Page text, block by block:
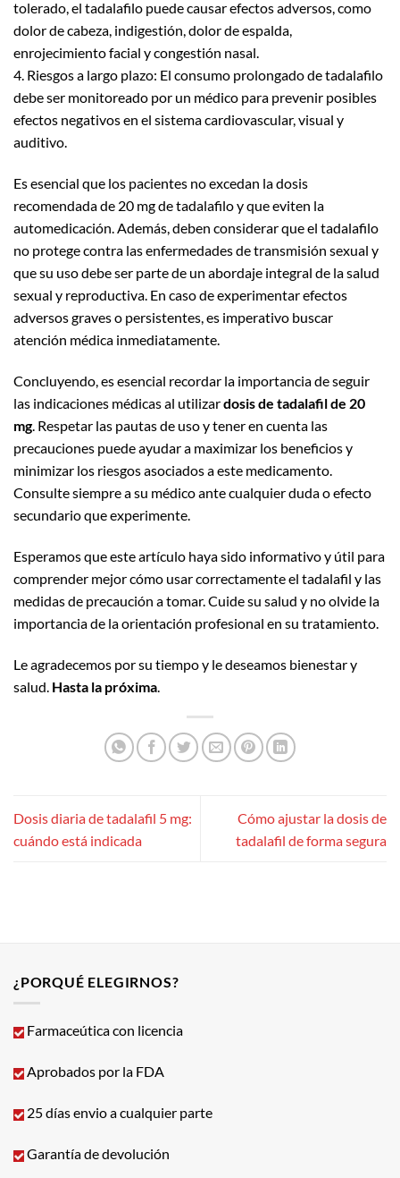
tolerado, el tadalafilo puede causar efectos adversos, como
dolor de cabeza, indigestión, dolor de espalda,
enrojecimiento facial y congestión nasal.
4. Riesgos a largo plazo: El consumo prolongado de tadalafilo
debe ser monitoreado por un médico para prevenir posibles
efectos negativos en el sistema cardiovascular, visual y
auditivo.
Es esencial que los pacientes no excedan la dosis
recomendada de 20 mg de tadalafilo y que eviten la
automedicación. Además, deben considerar que el tadalafilo
no protege contra las enfermedades de transmisión sexual y
que su uso debe ser parte de un abordaje integral de la salud
sexual y reproductiva. En caso de experimentar efectos
adversos graves o persistentes, es imperativo buscar
atención médica inmediatamente.
Concluyendo, es esencial recordar la importancia de seguir
las indicaciones médicas al utilizardosis de tadalafil de 20
mg. Respetar las pautas de uso y tener en cuenta las
precauciones puede ayudar a maximizar los beneficios y
minimizar los riesgos asociados a este medicamento.
Consulte siempre a su médico ante cualquier duda o efecto
secundario que experimente.
Esperamos que este artículo haya sido informativo y útil para
comprender mejor cómo usar correctamente el tadalafil y las
medidas de precaución a tomar. Cuide su salud y no olvide la
importancia de la orientación profesional en su tratamiento.
Le agradecemos por su tiempo y le deseamos bienestar y
salud. Hasta la próxima
Dosis diaria de tadalafil 5 mg:
cuándo está indicada
Cómo ajustar la dosis de
tadalafil de forma segura
¿PORQUÉ ELEGIRNOS?
Farmaceútica con licencia
Aprobados por la FDA
25 días envio a cualquier parte
Garantía de devolución